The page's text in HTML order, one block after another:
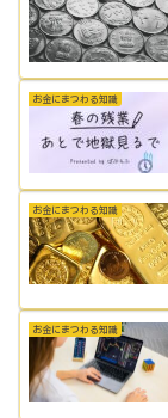
お金にまつわる知識
お金にまつわる知識
お金にまつわる知識